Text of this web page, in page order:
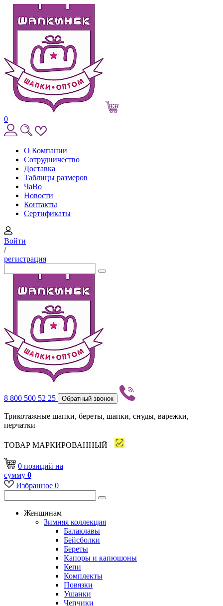
0
О Компании
Сотрудничество
Доставка
Таблицы размеров
ЧаВо
Новости
Контакты
Сертификаты
Войти
/
регистрация
8 800 500 52 25 Обратный звонок
Трикотажные шапки, береты, шапки, снуды, варежки,
перчатки
ТОВАР МАРКИРОВАННЫЙ
0 позиций на
сумму 0
Избранное 0
Женщинам
Зимняя коллекция
Балаклавы
Бейсболки
Береты
Капоры и капюшоны
Кепи
Комплекты
Повязки
Ушанки
Чепчики